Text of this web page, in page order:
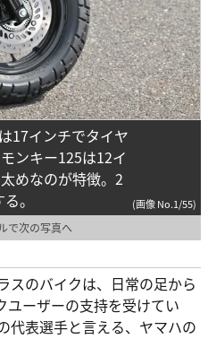
17インチでタイヤ
ンキー125は12イ
めなのが特徴。2
。
(画像 No.1/55)
で次の写真へ
スのバイクは、日常の足から
ユーザーの支持を受けてい
代表選手と言える、ヤマハの